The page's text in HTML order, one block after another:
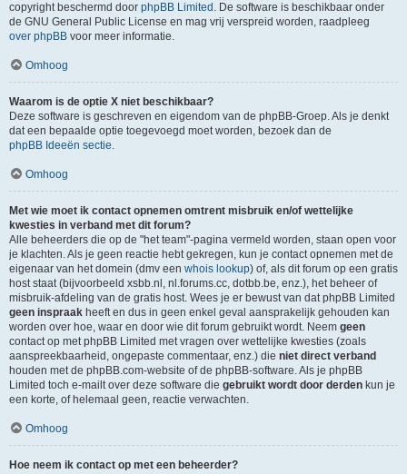
copyright beschermd door phpBB Limited . De software is beschikbaar onder
de GNU General Public License en mag vrij verspreid worden, raadpleeg
over phpBB voor meer informatie.
Omhoog
Waarom is de optie X niet beschikbaar?
Deze software is geschreven en eigendom van de phpBB-Groep. Als je denkt
dat een bepaalde optie toegevoegd moet worden, bezoek dan de
phpBB Ideeën sectie.
Omhoog
Met wie moet ik contact opnemen omtrent misbruik en/of wettelijke
kwesties in verband met dit forum?
Alle beheerders die op de "het team"-pagina vermeld worden, staan open voor
je klachten. Als je geen reactie hebt gekregen, kun je contact opnemen met de
eigenaar van het domein (dmv een whois lookup) of, als dit forum op een gratis
host staat (bijvoorbeeld xsbb.nl, nl.forums.cc, dotbb.be, enz.), het beheer of
misbruik-afdeling van de gratis host. Wees je er bewust van dat phpBB Limited
geen inspraak heeft en dus in geen enkel geval aansprakelijk gehouden kan
worden over hoe, waar en door wie dit forum gebruikt wordt. Neem geen
contact op met phpBB Limited met vragen over wettelijke kwesties (zoals
aanspreekbaarheid, ongepaste commentaar, enz.) die niet direct verband
houden met de phpBB.com-website of de phpBB-software. Als je phpBB
Limited toch e-mailt over deze software die gebruikt wordt door derden kun je
een korte, of helemaal geen, reactie verwachten.
Omhoog
Hoe neem ik contact op met een beheerder?